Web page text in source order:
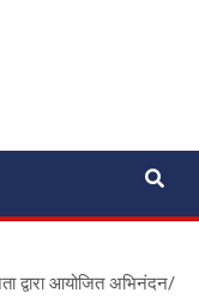
द्वारा आयोजित अभिनंदन/